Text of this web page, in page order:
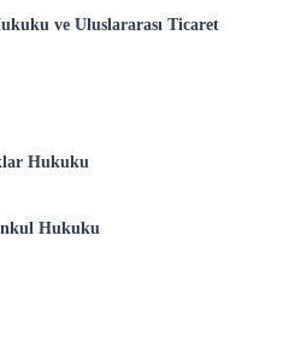
ve Uluslararası Ticaret
Hukuku
Hukuku